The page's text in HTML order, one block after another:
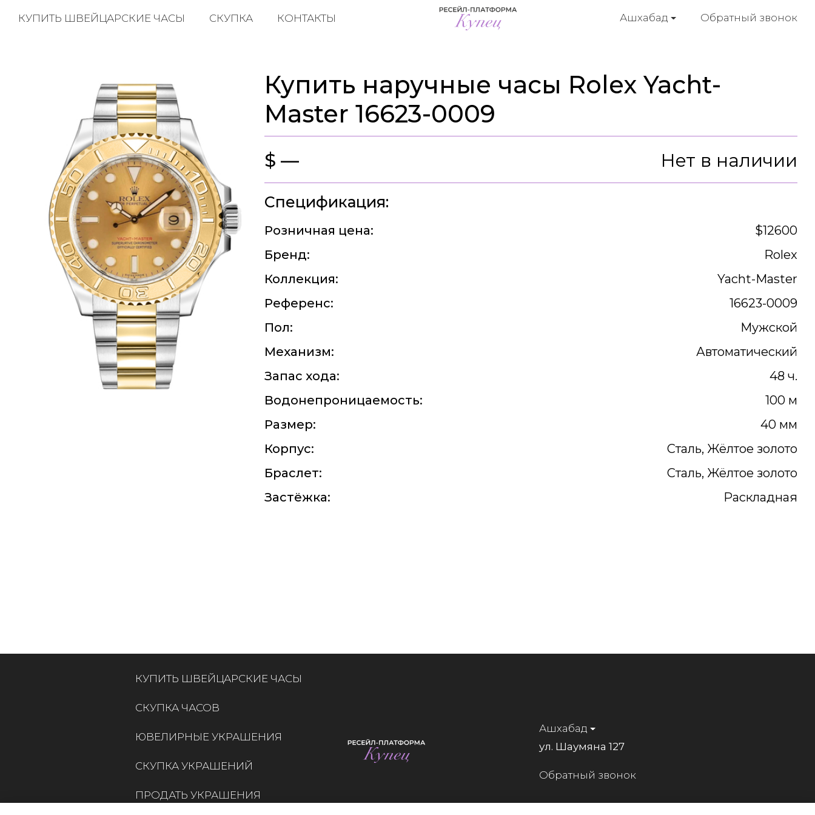
Ашхабад Обратный звонок
КУПИТЬ ШВЕЙЦАРСКИЕ ЧАСЫ СКУПКА КОНТАКТЫ
Купить наручные часы Rolex Yacht-
Master 16623-0009
$ — Нет в наличии
Спецификация:
Розничная цена:
$12600
Бренд:
Rolex
Коллекция:
Yacht-Master
Референс:
16623-0009
Пол:
Мужской
Механизм:
Автоматический
Запас хода:
48 ч.
Водонепроницаемость:
100 м
Размер:
40 мм
Корпус:
Сталь, Жёлтое золото
Браслет:
Сталь, Жёлтое золото
Застёжка:
Раскладная
КУПИТЬ ШВЕЙЦАРСКИЕ ЧАСЫ
СКУПКА ЧАСОВ
ЮВЕЛИРНЫЕ УКРАШЕНИЯ
СКУПКА УКРАШЕНИЙ
ПРОДАТЬ УКРАШЕНИЯ
Ашхабад
ул. Шаумяна 127
Обратный звонок